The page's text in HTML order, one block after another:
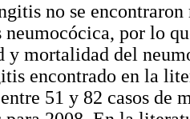
no se
por lo
y mortalidad del
encontrado en la
51 y 82 casos de